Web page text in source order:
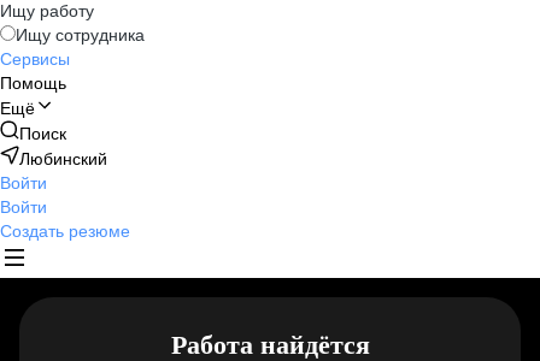
Ищу работу
Ищу сотрудника
Сервисы
Помощь
Ещё
Поиск
Любинский
Войти
Войти
Создать резюме
Работа найдётся